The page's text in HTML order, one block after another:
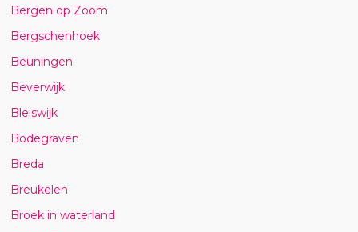
Bergen op Zoom
Bergschenhoek
Beuningen
Beverwijk
Bleiswijk
Bodegraven
Breda
Breukelen
Broek in waterland